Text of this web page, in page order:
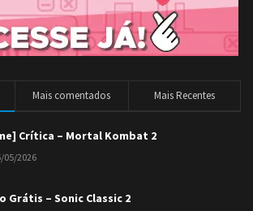
Mais comentados Mais Recentes
Crítica – Mortal Kombat 2
05/2026
Grátis – Sonic Classic 2